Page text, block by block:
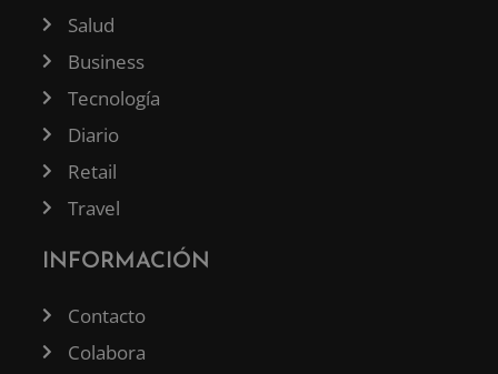
Salud
Business
Tecnología
Diario
Retail
Travel
INFORMACIÓN
Contacto
Colabora